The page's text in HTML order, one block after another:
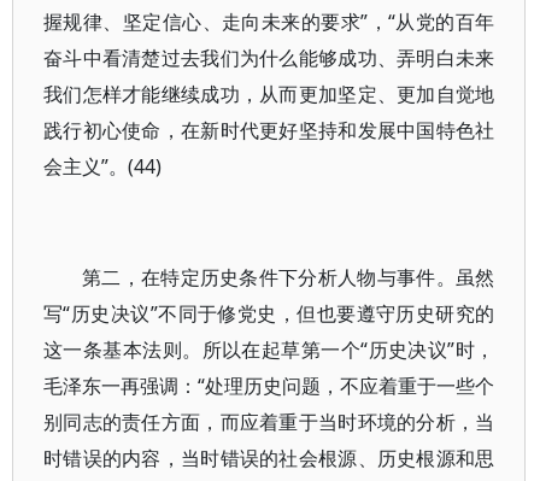
握规律、坚定信心、走向未来的要求”，“从党的百年
奋斗中看清楚过去我们为什么能够成功、弄明白未来
我们怎样才能继续成功，从而更加坚定、更加自觉地
践行初心使命，在新时代更好坚持和发展中国特色社
会主义”。(44)
第二，在特定历史条件下分析人物与事件。虽然
写“历史决议”不同于修党史，但也要遵守历史研究的
这一条基本法则。所以在起草第一个“历史决议”时，
毛泽东一再强调：“处理历史问题，不应着重于一些个
别同志的责任方面，而应着重于当时环境的分析，当
时错误的内容，当时错误的社会根源、历史根源和思